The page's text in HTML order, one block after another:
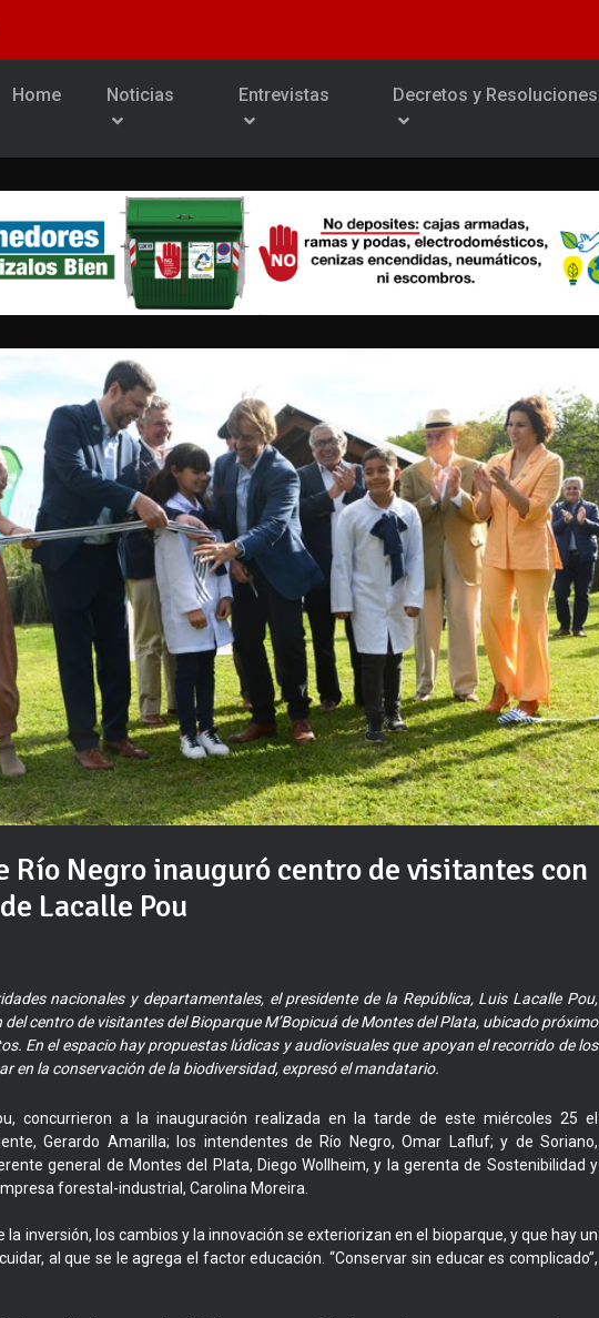
Home Noticias Entrevistas Decretos y Resoluciones
Río Negro inauguró centro de visitantes con
Lacalle Pou
nacionales y departamentales, el presidente de la República, Luis Lacalle Pou,
centro de visitantes del Bioparque M’Bopicuá de Montes del Plata, ubicado próximo
En el espacio hay propuestas lúdicas y audiovisuales que apoyan el recorrido de los
en la conservación de la biodiversidad, expresó el mandatario.
concurrieron a la inauguración realizada en la tarde de este miércoles 25 el
Gerardo Amarilla; los intendentes de Río Negro, Omar Lafluf; y de Soriano,
general de Montes del Plata, Diego Wollheim, y la gerenta de Sostenibilidad y
forestal-industrial, Carolina Moreira.
la inversión, los cambios y la innovación se exteriorizan en el bioparque, y que hay un
al que se le agrega el factor educación. “Conservar sin educar es complicado”,